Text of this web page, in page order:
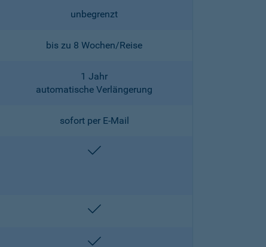
unbegrenzt
bis zu 8 Wochen/Reise
1 Jahr
automatische Verlängerung
sofort per E-Mail
enthalten
enthalten
enthalten